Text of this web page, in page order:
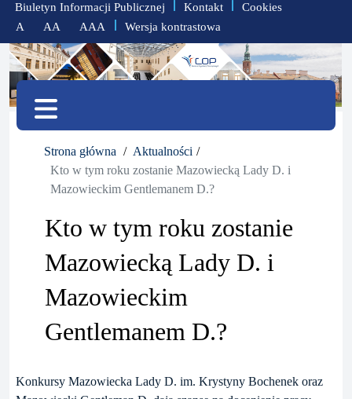
polityce
prywatności
Biuletyn Informacji Publicznej Kontakt
Cookies
A
zmniejsz
czcionkę
AA
zresetuj
AAA
zwiększ
czcionkę
Wersja kontrastowa
Menu
Strona główna
Aktualności
Kto w tym roku zostanie Mazowiecką Lady D. i
Mazowieckim Gentlemanem D.?
Kto w tym roku zostanie
Mazowiecką Lady D. i
Mazowieckim
Gentlemanem D.?
Konkursy Mazowiecka Lady D. im. Krystyny Bochenek oraz